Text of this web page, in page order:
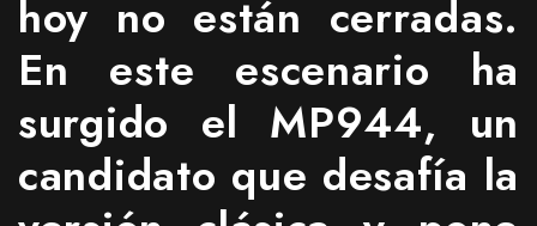
hoy no están cerradas.
En este escenario ha
surgido el MP944, un
candidato que desafía la